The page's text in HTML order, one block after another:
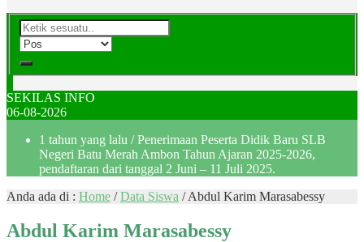
SEKILAS INFO
06-08-2026
1 tahun yang lalu / Penerimaan Peserta Didik Baru SLB
Negeri Batu Merah Ambon Tahun Ajaran 2025-2026,
pendaftaran dari tanggal 2 Juni – 11 Juli 2025.
Anda ada di : Home /Data Siswa /Abdul Karim Marasabessy
Abdul Karim Marasabessy